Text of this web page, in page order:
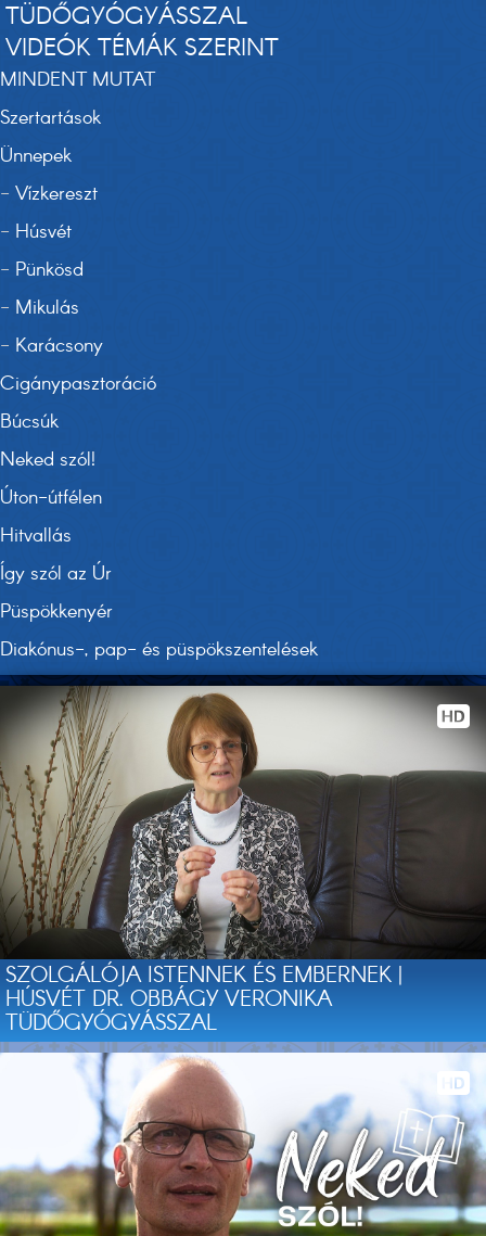
TÜDŐGYÓGYÁSSZAL
VIDEÓK TÉMÁK SZERINT
MINDENT MUTAT
Szertartások
Ünnepek
- Vízkereszt
- Húsvét
- Pünkösd
- Mikulás
- Karácsony
Cigánypasztoráció
Búcsúk
Neked szól!
Úton-útfélen
Hitvallás
Így szól az Úr
Püspökkenyér
Diakónus-, pap- és püspökszentelések
SZOLGÁLÓJA ISTENNEK ÉS EMBERNEK |
HÚSVÉT DR. OBBÁGY VERONIKA
TÜDŐGYÓGYÁSSZAL